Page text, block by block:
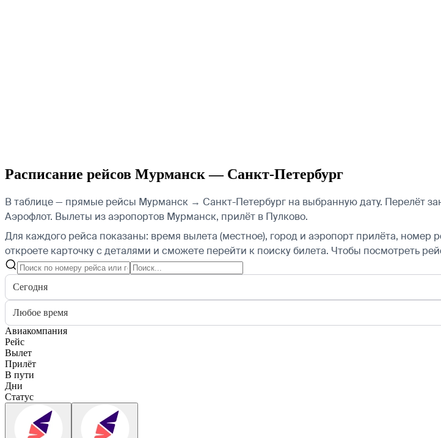
Расписание рейсов Мурманск — Санкт-Петербург
В таблице — прямые рейсы Мурманск → Санкт-Петербург на выбранную дату. Перелёт
Аэрофлот. Вылеты из аэропортов Мурманск, прилёт в Пулково.
Для каждого рейса показаны: время вылета (местное), город и аэропорт прилёта, номер
откроете карточку с деталями и сможете перейти к поиску билета. Чтобы посмотреть
Сегодня
Любое время
Авиакомпания
Рейс
Вылет
Прилёт
В пути
Дни
Статус